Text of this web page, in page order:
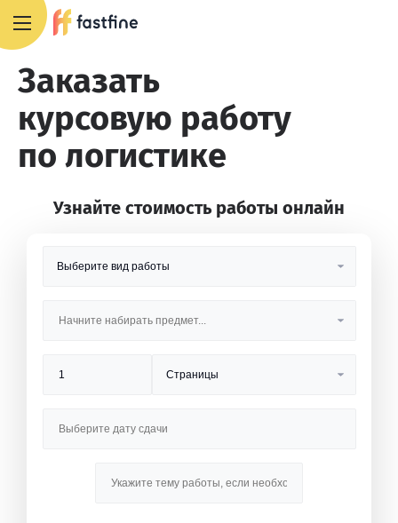
Заказать
курсовую работу
по логистике
Узнайте стоимость работы онлайн